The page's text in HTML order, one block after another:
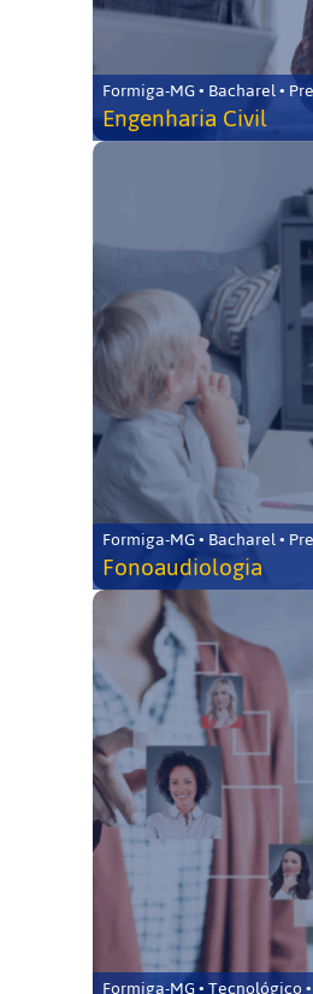
Formiga-MG • Bacharel •
Engenharia Civil
Formiga-MG • Bacharel •
Fonoaudiologia